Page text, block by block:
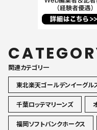
関連カテゴリ一
東北楽天ゴールデンイーグル
千葉ロッテマリーンズ
福岡ソフトバンクホークス